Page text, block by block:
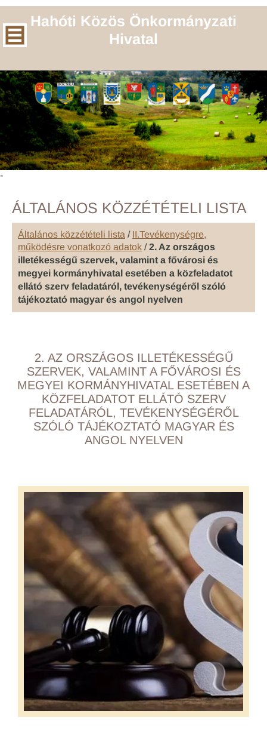
Hahóti Közös Önkormányzati
Hivatal
-
ÁLTALÁNOS KÖZZÉTÉTELI LISTA
Általános közzétételi lista / II.Tevékenységre,
működésre vonatkozó adatok /2. Az országos
illetékességű szervek, valamint a fővárosi és
megyei kormányhivatal esetében a közfeladatot
ellátó szerv feladatáról, tevékenységéről szóló
tájékoztató magyar és angol nyelven
2. AZ ORSZÁGOS ILLETÉKESSÉGŰ
SZERVEK, VALAMINT A FŐVÁROSI ÉS
MEGYEI KORMÁNYHIVATAL ESETÉBEN A
KÖZFELADATOT ELLÁTÓ SZERV
FELADATÁRÓL, TEVÉKENYSÉGÉRŐL
SZÓLÓ TÁJÉKOZTATÓ MAGYAR ÉS
ANGOL NYELVEN